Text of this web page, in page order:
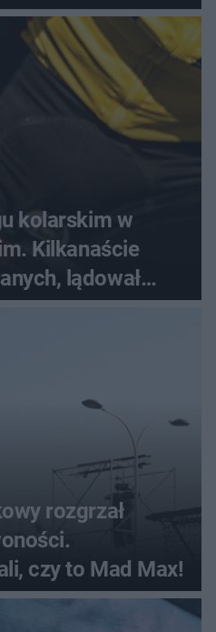
akcji
kolarskim w
Kilkanaście
lądował
rozgrzał
czy to Mad Max!